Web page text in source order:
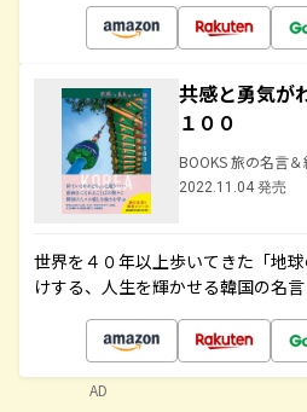
共感と勇気が
１００
BOOKS 旅の名言＆
2022.11.04 発売
世界を４０年以上歩いてきた「地
けする、人生を輝かせる韓国の名
AD